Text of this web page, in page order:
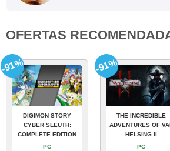
OFERTAS
DIGIMON STORY
CYBER SLEUTH:
COMPLETE EDITION
PC
-91%
THE INCREDIBLE
ADVENTURES OF
HELSING II
PC
-91%